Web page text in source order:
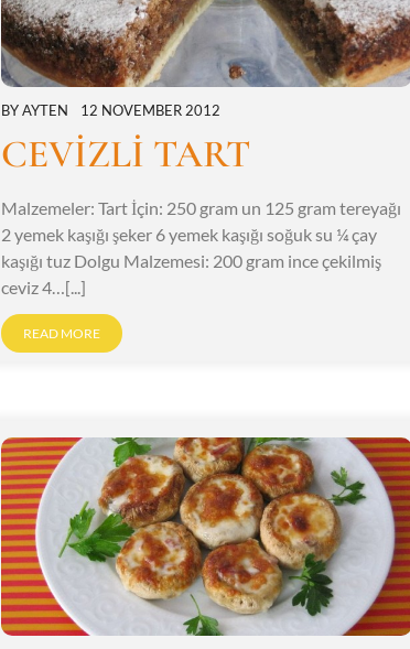
BYAYTEN 12 NOVEMBER 2012
CEVİZLİ TART
Malzemeler: Tart İçin: 250 gram un 125 gram tereyağı
2 yemek kaşığı şeker 6 yemek kaşığı soğuk su ¼ çay
kaşığı tuz Dolgu Malzemesi: 200 gram ince çekilmiş
ceviz 4…[...]
READ MORE